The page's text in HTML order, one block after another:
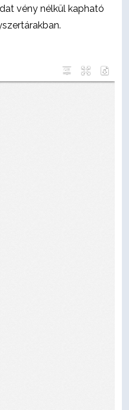
vény nélkül kapható